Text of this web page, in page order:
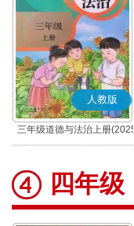
人教版
三年级道德与法治上册(2025
秋版)(部编版)
四年级